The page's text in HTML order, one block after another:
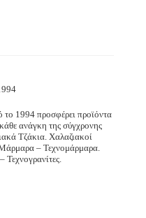
το 1994 προσφέρει προϊόντα
ανάγκη της σύγχρονης
Τζάκια. Χαλαζιακοί
– Τεχνομάρμαρα.
Τεχνογρανίτες.